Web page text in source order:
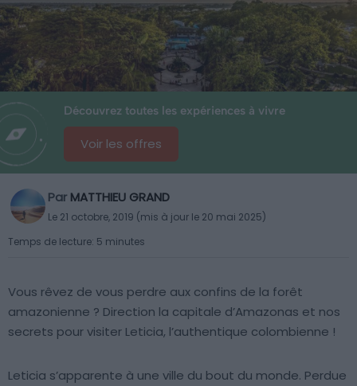
Découvrez toutes les expériences à vivre
Voir les offres
Par MATTHIEU GRAND
Le 21 octobre, 2019 (mis à jour le 20 mai 2025)
Temps de lecture: 5 minutes
Vous rêvez de vous perdre aux confins de la forêt
amazonienne ? Direction la capitale d’Amazonas et nos
secrets pour visiter Leticia, l’authentique colombienne !
Leticia s’apparente à une ville du bout du monde. Perdue